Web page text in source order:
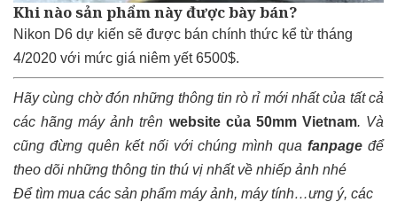
Khi nào sản phẩm này được bày bán?
Nikon D6 dự kiến sẽ được bán chính thức kể từ tháng
4/2020 với mức giá niêm yết 6500$.
Hãy cùng chờ đón những thông tin rò rỉ mới nhất của tất cả
các hãng máy ảnh trên website của 50mm Vietnam. Và
cũng đừng quên kết nối với chúng mình quafanpage để
theo dõi những thông tin thú vị nhất về nhiếp ảnh nhé
Để tìm mua các sản phẩm máy ảnh, máy tính…ưng ý, các